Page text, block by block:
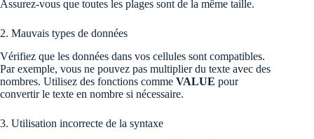
Assurez-vous que toutes les plages sont de la même taille.
2. Mauvais types de données
Vérifiez que les données dans vos cellules sont compatibles.
Par exemple, vous ne pouvez pas multiplier du texte avec des
nombres. Utilisez des fonctions comme VALUE pour
convertir le texte en nombre si nécessaire.
3. Utilisation incorrecte de la syntaxe